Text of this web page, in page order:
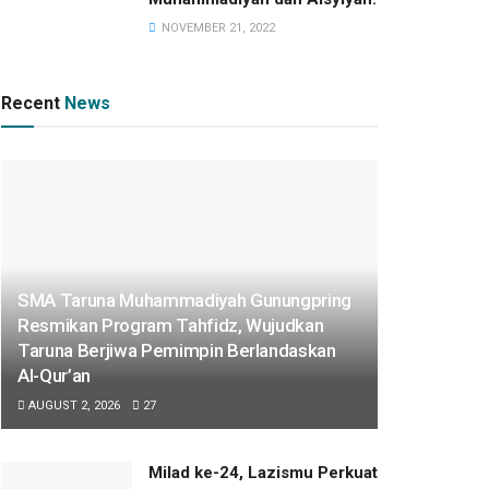
NOVEMBER 21, 2022
Recent News
SMA Taruna Muhammadiyah Gunungpring
Resmikan Program Tahfidz, Wujudkan
Taruna Berjiwa Pemimpin Berlandaskan
Al-Qur’an
AUGUST 2, 2026 27
Milad ke-24, Lazismu Perkuat